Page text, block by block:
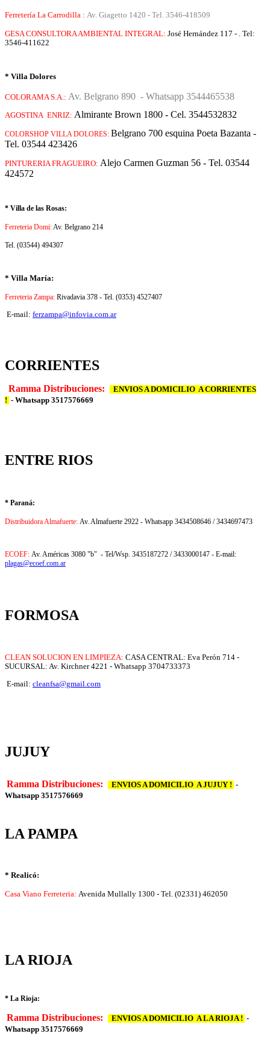
Ferretería La Carrodilla : Av. Giagetto 1420 - Tel. 3546-418509
GESA CONSULTORA AMBIENTAL INTEGRAL: José Hernández 117 - . Tel:
3546-411622
* Villa Dolores
COLORAMA S.A.: Av. Belgrano 890 - Whatsapp 3544465538
AGOSTINA ENRIZ: Almirante Brown 1800 - Cel. 3544532832
COLORSHOP VILLA DOLORES: Belgrano 700 esquina Poeta Bazanta -
Tel. 03544 423426
PINTURERIA FRAGUEIRO: Alejo Carmen Guzman 56 - Tel. 03544
424572
* Villa de las Rosas:
Ferreteria Domi: Av. Belgrano 214
Tel. (03544) 494307
* Villa María:
Ferreteria Zampa: Rivadavia 378 - Tel. (0353) 4527407
E-mail: ferzampa@infovia.com.ar
CORRIENTES
Ramma Distribuciones:
ENVIOS A DOMICILIO A CORRIENTES
! - Whatsapp 3517576669
ENTRE RIOS
* Paraná:
Distribuidora Almafuerte: Av. Almafuerte 2922 - Whatsapp 3434508646 / 3434697473
ECOEF: Av. Américas 3080 "b" - Tel/Wsp. 3435187272 / 3433000147 - E-mail:
plagas@ecoef.com.ar
FORMOSA
CLEAN SOLUCION EN LIMPIEZA: CASA CENTRAL: Eva Perón 714 -
SUCURSAL: Av. Kirchner 4221 - Whatsapp 3704733373
E-mail: cleanfsa@gmail.com
JUJUY
Ramma Distribuciones: ENVIOS A DOMICILIO A JUJUY ! -
Whatsapp 3517576669
LA PAMPA
* Realicó:
Casa Viano Ferreteria: Avenida Mullally 1300 - Tel. (02331) 462050
LA RIOJA
* La Rioja:
Ramma Distribuciones: ENVIOS A DOMICILIO A LA RIOJA ! -
Whatsapp 3517576669